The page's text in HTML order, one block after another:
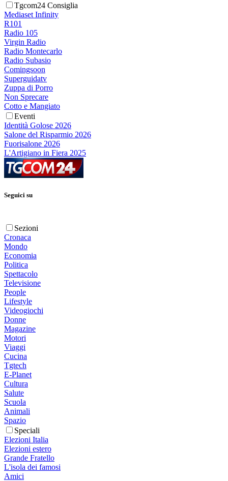
Tgcom24 Consiglia
Mediaset Infinity
R101
Radio 105
Virgin Radio
Radio Montecarlo
Radio Subasio
Comingsoon
Superguidatv
Zuppa di Porro
Non Sprecare
Cotto e Mangiato
Eventi
Identità Golose 2026
Salone del Risparmio 2026
Fuorisalone 2026
L'Artigiano in Fiera 2025
Seguici su
Sezioni
Cronaca
Mondo
Economia
Politica
Spettacolo
Televisione
People
Lifestyle
Videogiochi
Donne
Magazine
Motori
Viaggi
Cucina
Tgtech
E-Planet
Cultura
Salute
Scuola
Animali
Spazio
Speciali
Elezioni Italia
Elezioni estero
Grande Fratello
L'isola dei famosi
Amici